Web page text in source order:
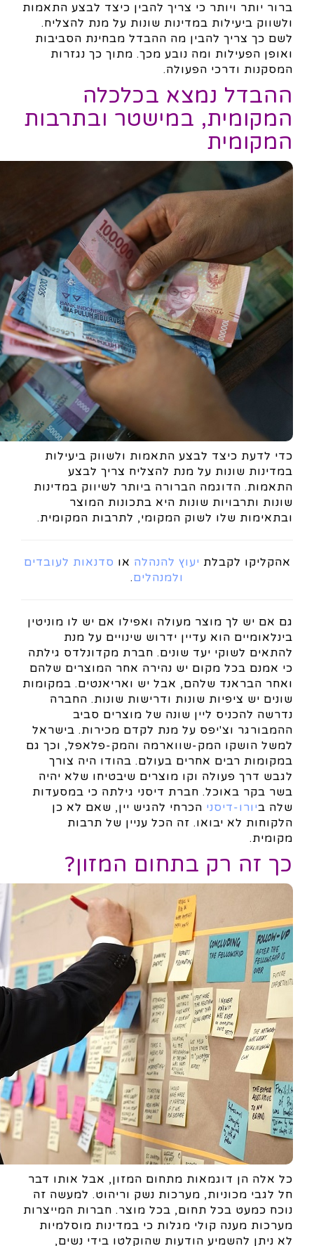
ברור יותר ויותר כי צריך להבין כיצד לבצע התאמות
ולשווק ביעילות במדינות שונות על מנת להצליח.
לשם כך צריך להבין מה ההבדל מבחינת הסביבות
ואופן הפעילות ומה נובע מכך. מתוך כך נגזרות
המסקנות ודרכי הפעולה.
ההבדל נמצא בכלכלה
המקומית, במישטר ובתרבות
המקומית
כדי לדעת כיצד לבצע התאמות ולשווק ביעילות
במדינות שונות על מנת להצליח צריך לבצע
התאמות. הדוגמה הברורה ביותר לשיווק במדינות
שונות ותרבויות שונות היא בתכונות המוצר
ובתאימות שלו לשוק המקומי, לתרבות המקומית.
אהקליקו לקבלת יעוץ להנהלה או סדנאות לעובדים
ולמנהלים.
גם אם יש לך מוצר מעולה ואפילו אם יש לו מוניטין
בינלאומיים הוא עדיין ידרוש שינויים על מנת
להתאים לשוקי יעד שונים. חברת מקדונלדס גילתה
כי אמנם בכל מקום יש נהירה אחר המוצרים שלהם
ואחר הבראנד שלהם, אבל יש ואריאנטים. במקומות
שונים יש ציפיות שונות ודרישות שונות. החברה
נדרשה להכניס ליין שונה של מוצרים סביב
ההמבורגר וצ'יפס על מנת לקדם מכירות. בישראל
למשל הושקו המק-שווארמה והמק-פלאפל, וכך גם
במקומות רבים אחרים בעולם. בהודו היה צורך
לגבש דרך פעולה וקו מוצרים שיבטיחו שלא יהיה
בשר בקר באוכל. חברת דיסני גילתה כי במסעדות
שלה ביורו-דיסני הכרחי להגיש יין, שאם לא כן
הלקוחות לא יבואו. זה הכל עניין של תרבות
מקומית.
כך זה רק בתחום המזון?
כל אלה הן דוגמאות מתחום המזון, אבל אותו דבר
חל לגבי מכוניות, מערכות נשק וריהוט. למעשה זה
נוכח כמעט בכל תחום, בכל מוצר. חברות המייצרות
מערכות מענה קולי מגלות כי במדינות מוסלמיות
לא ניתן להשמיע הודעות שהוקלטו בידי נשים,